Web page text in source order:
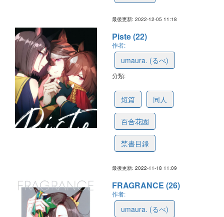
最後更新: 2022-12-05 11:18
Piste (22)
作者:
umaura. (るべ)
分類:
短篇 同人
百合花園
禁書目錄
最後更新: 2022-11-18 11:09
FRAGRANCE (26)
作者:
umaura. (るべ)